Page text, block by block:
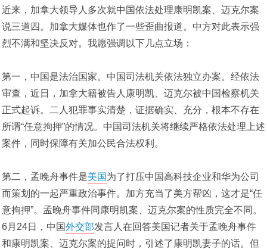
近来，加拿大领导人多次就中国依法处理康明凯案、迈克尔案
说三道四。加拿大媒体也作了一些歪曲报道。中方对此表示强
烈不满和坚决反对。我愿强调以下几点立场：
第一，中国是法治国家。中国司法机关依法独立办案。经依法
审查，近日，加拿大籍被告人康明凯、迈克尔被中国检察机关
正式起诉。二人犯罪事实清楚，证据确实、充分，根本不存在
所谓“任意拘押”的情况。中国司法机关将继续严格依法处理上述
案件，同时保障有关加公民合法权利。
第二，孟晚舟事件是美国为了打压中国高科技企业和华为公司
而策划的一起严重政治事件。加方充当了美方帮凶，这才是“任
意拘押”。孟晚舟事件同康明凯案、迈克尔案的性质完全不同。
6月24日，中国外交部发言人在回答美国记者关于孟晚舟事件
和康明凯案、迈克尔案的提问时，引述了康明凯妻子的话。但